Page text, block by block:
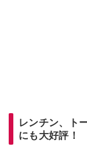
レンチン、ト
にも大好評！